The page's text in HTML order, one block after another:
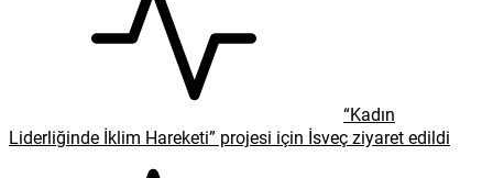
“Kadın
Liderliğinde İklim Hareketi” projesi için İsveç ziyaret edildi